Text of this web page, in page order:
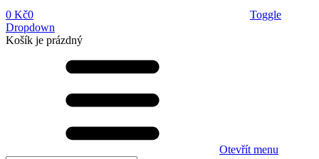
0 Kč0
Toggle
Dropdown
Košík je prázdný
Otevřít menu